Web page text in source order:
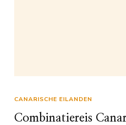
CANARISCHE EILANDEN
Combinatiereis